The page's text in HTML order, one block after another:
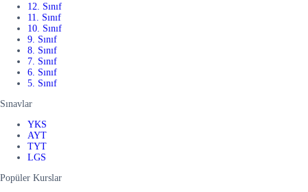
12. Sınıf
11. Sınıf
10. Sınıf
9. Sınıf
8. Sınıf
7. Sınıf
6. Sınıf
5. Sınıf
Sınavlar
YKS
AYT
TYT
LGS
Popüler Kurslar